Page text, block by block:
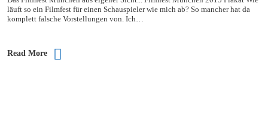
läuft so ein Filmfest für einen Schauspieler wie mich ab? So mancher hat da
komplett falsche Vorstellungen von. Ich…
Read More